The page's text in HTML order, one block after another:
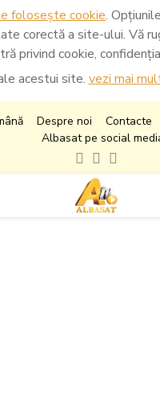
folosește cookie.
corectă a site-ului. Vă
privind cookie,
acestui site. vezi mai
Despre noi Contacte
Albasat pe social
Facebook
Instagram